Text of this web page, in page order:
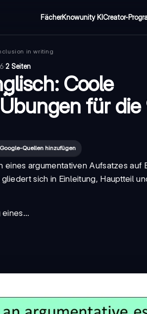
FächerKnowunity KICreator-
in writing
·2 Seiten
Coole
für die
Quellen hinzufügen
eines argumentativen Aufsatzes auf
sich in Einleitung, Hauptteil